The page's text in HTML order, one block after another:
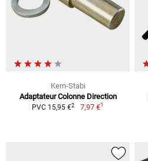
Kern-Stabi
Adaptateur Colonne Direction
PVC 15,95 €2 7,97 €1